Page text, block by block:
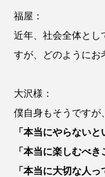
福屋：
近年、社会全体とし
すが、どのようにお
大沢様：
僕自身もそうですが
「本当にやらない
「本当に楽しむべき
「本当に大切な人っ